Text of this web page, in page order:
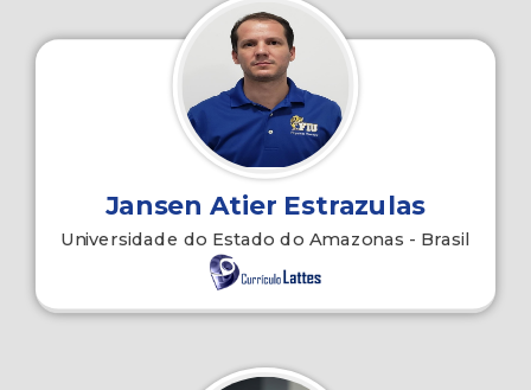
Jansen Atier Estrazulas
Universidade do Estado do Amazonas - Brasil